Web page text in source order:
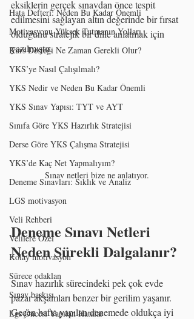
Hata Defteri: Neden Bu Kadar Önemli
Motivasyonu Yüksek Tutmanın Yolları
Kurs Desteği Ne Zaman Gerekli Olur?
YKS’ye Nasıl Çalışılmalı?
YKS Nedir ve Neden Bu Kadar Önemli
YKS Sınav Yapısı: TYT ve AYT
Sınıfa Göre YKS Hazırlık Stratejisi
Derse Göre YKS Çalışma Stratejisi
YKS’de Kaç Net Yapmalıyım?
Deneme Sınavları: Sıklık ve Analiz
LGS motivasyon
Veli Rehberi
Velilere Özel
Kolay motivasyon
Sürece odaklan
Sınav baskısı
Lgs Öncesi Yapılan Hatalar
eksiklerin gerçek sınavdan önce tespit
edilmesini sağlayan altın değerinde bir fırsat
olduğunu stratejik bir dille anlatmak için
yazılmıştır.
Sınav netleri bize ne anlatıyor.
Deneme Sınavı Netleri
Neden Sürekli Dalgalanır?
Sınav hazırlık sürecindeki pek çok evde
pazar akşamları benzer bir gerilim yaşanır.
Geçen hafta yapılan denemede oldukça iyi